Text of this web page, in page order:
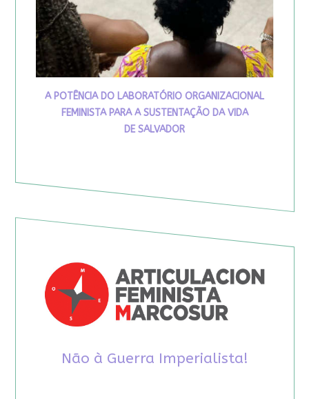
A POTÊNCIA DO LABORATÓRIO ORGANIZACIONAL
FEMINISTA PARA A SUSTENTAÇÃO DA VIDA
DE SALVADOR
Não à Guerra Imperialista!